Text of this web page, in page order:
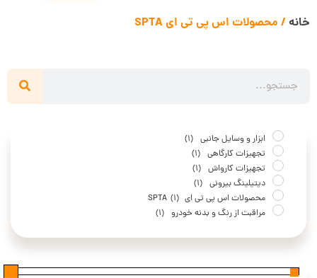
خانه / محصولات اس پی تی ای SPTA
ابزار و وسایل جانبی (1)
تجهیزات کارگاهی (1)
تجهیزات کارواش (1)
دیتیلینگ بیرونی (1)
محصولات اس پی تی ای SPTA (1)
مراقبت از رنگ و بدنه خودرو (1)